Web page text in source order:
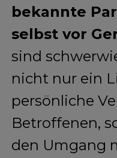
bekannte
selbst vor
sind
nicht nur ein
persönliche
Betroffenen,
den Umgang